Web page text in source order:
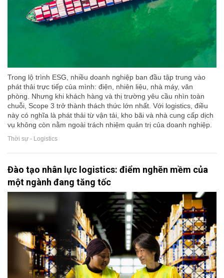
Trong lộ trình ESG, nhiều doanh nghiệp ban đầu tập trung vào
phát thải trực tiếp của mình: điện, nhiên liệu, nhà máy, văn
phòng. Nhưng khi khách hàng và thị trường yêu cầu nhìn toàn
chuỗi, Scope 3 trở thành thách thức lớn nhất. Với logistics, điều
này có nghĩa là phát thải từ vận tải, kho bãi và nhà cung cấp dịch
vụ không còn nằm ngoài trách nhiệm quản trị của doanh nghiệp.
Thời sự - Logistics
Đào tạo nhân lực logistics: điểm nghẽn mềm của
một ngành đang tăng tốc